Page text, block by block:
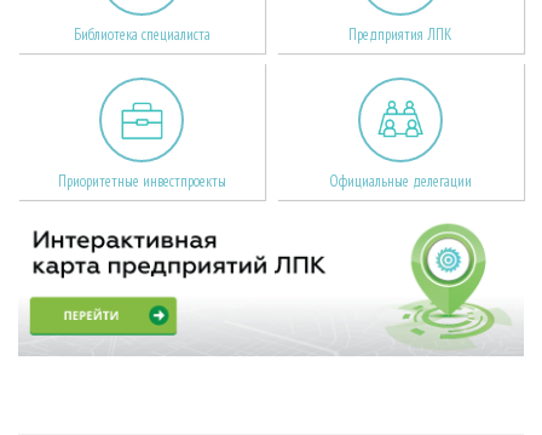
Библиотека специалиста Предприятия ЛПК
Приоритетные инвестпроекты Официальные делегации